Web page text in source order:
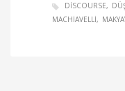
DISCOURSE
MACHIAVELLI